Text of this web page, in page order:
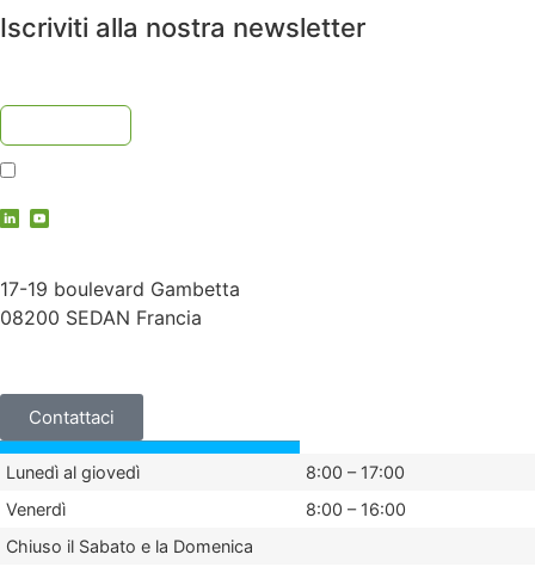
Iscriviti alla nostra newsletter
17-19 boulevard Gambetta
08200 SEDAN Francia
Contattaci
Lunedì al giovedì
8:00 – 17:00
Venerdì
8:00 – 16:00
Chiuso il Sabato e la Domenica